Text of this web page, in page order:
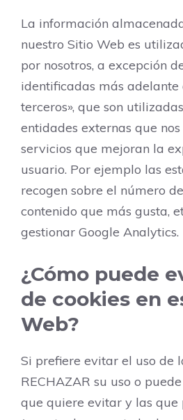
La información
nuestro Sitio Web es
por nosotros, a excepción
identificadas más adelante
terceros», que son
entidades externas que
servicios que mejoran la
usuario. Por ejemplo las
recogen sobre el número
contenido que más gusta,
gestionar Google Analytics.
¿Cómo puede
de cookies en
Web?
Si prefiere evitar el uso de
RECHAZAR su uso o
que quiere evitar y las